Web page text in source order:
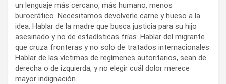
un lenguaje más cercano, más humano, menos
burocrático. Necesitamos devolverle carne y hueso a la
idea. Hablar de la madre que busca justicia para su hijo
asesinado y no de estadísticas frías. Hablar del migrante
que cruza fronteras y no solo de tratados internacionales.
Hablar de las víctimas de regímenes autoritarios, sean de
derecha o de izquierda, y no elegir cuál dolor merece
mayor indignación.